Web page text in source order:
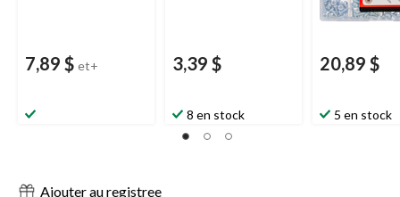
7,89 $ et+ 3,39 $
8 en stock
20,89 $
5 en stock
Ajouter au registree